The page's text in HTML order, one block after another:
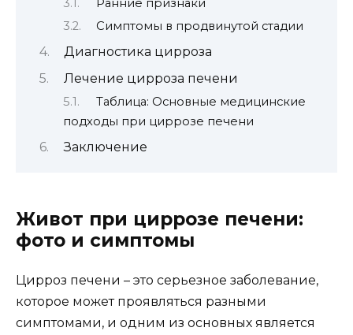
Симптомы в продвинутой стадии
Диагностика цирроза
Лечение цирроза печени
Таблица: Основные медицинские
подходы при циррозе печени
Заключение
Живот при циррозе печени:
фото и симптомы
Цирроз печени – это серьезное заболевание,
которое может проявляться разными
симптомами, и одним из основных является